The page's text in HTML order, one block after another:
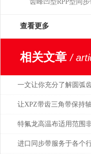
齿峰凹型RPP型同步
查看更多
相关文章/
一文让你充分了解圆弧